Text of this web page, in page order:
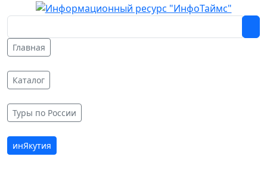
Главная
Каталог
Туры по России
инЯкутия